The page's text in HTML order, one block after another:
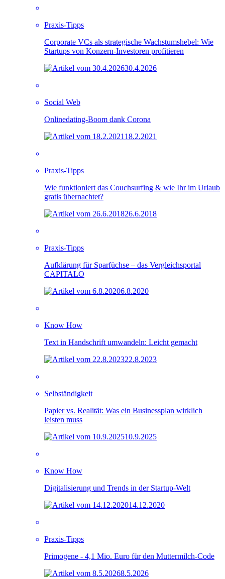
Praxis-Tipps
Corporate VCs als strategische Wachstumshebel: Wie
Startups von Konzern-Investoren profitieren
30.4.2026
Social Web
Onlinedating-Boom dank Corona
18.2.2021
Praxis-Tipps
Wie funktioniert das Couchsurfing & wie Ihr im Urlaub
gratis übernachtet?
26.6.2018
Praxis-Tipps
Aufklärung für Sparfüchse – das Vergleichsportal
CAPITALO
6.8.2020
Know How
Text in Handschrift umwandeln: Leicht gemacht
22.8.2023
Selbständigkeit
Papier vs. Realität: Was ein Businessplan wirklich
leisten muss
10.9.2025
Know How
Digitalisierung und Trends in der Startup-Welt
14.12.2020
Praxis-Tipps
Primogene - 4,1 Mio. Euro für den Muttermilch-Code
8.5.2026